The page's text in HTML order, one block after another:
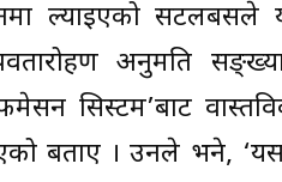
ल्याइएको सटलबसले
अनुमति
सिस्टम’बाट
बताए । उनले भने,